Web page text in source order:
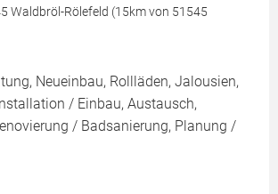
Waldbröl-Rölefeld (15km von 51545
Neueinbau, Rollläden, Jalousien,
/ Einbau, Austausch,
/ Badsanierung, Planung /